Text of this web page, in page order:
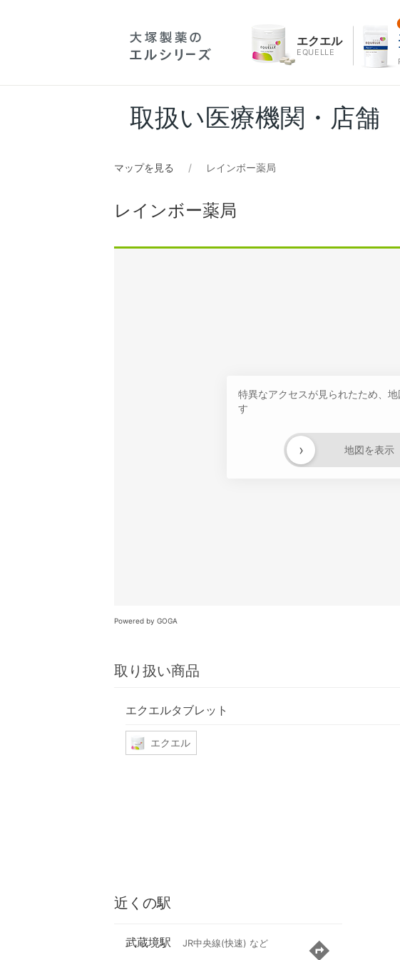
エクエル
EQUELLE
取扱い医療機関・店舗
マップを見る レインボー薬局
レインボー薬局
特異なアクセスが見られたため、
す
地図を表示
›
Powered by GOGA
取り扱い商品
エクエルタブレット
エクエル
近くの駅
武蔵境駅 JR中央線(快速) など